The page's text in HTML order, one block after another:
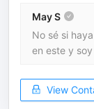
May S
No sé si
en este y
View